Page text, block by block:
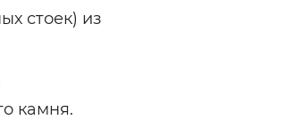
стоек) из
камня.